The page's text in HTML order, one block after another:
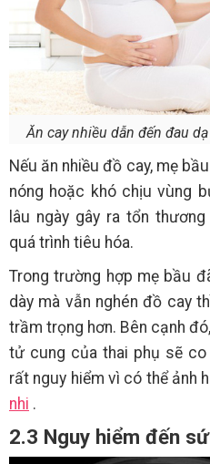
Ăn cay nhiều dẫn đến đau
Nếu ăn nhiều đồ cay, mẹ
nóng hoặc khó chịu vùng
lâu ngày gây ra tổn
quá trình tiêu hóa.
Trong trường hợp mẹ bầu
dày mà vẫn nghén đồ cay
trầm trọng hơn. Bên cạnh
tử cung của thai phụ sẽ co
rất nguy hiểm vì có thể ảnh
nhi .
2.3 Nguy hiểm đến